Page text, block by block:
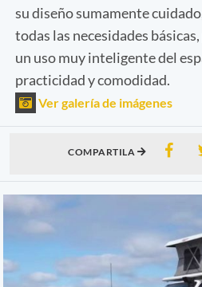
su diseño sumamente
todas las necesidades
un uso muy inteligente del
practicidad y comodidad.
Ver galería de imágenes
COMPARTILA